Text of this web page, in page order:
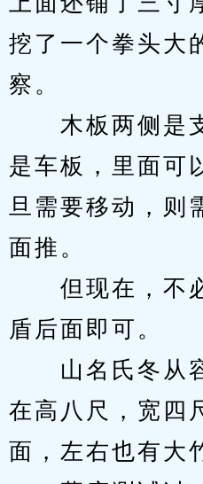
挖了一个拳头大
察。
木板两侧是支
是车板，里面可
旦需要移动，则
面推。
但现在，不必
盾后面即可。
山名氏冬从容
在高八尺，宽四
面，左右也有大